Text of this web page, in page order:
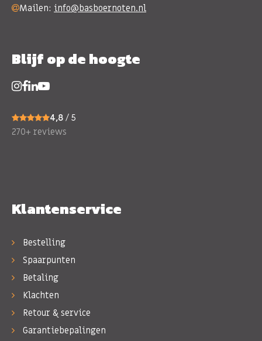
Mailen: info@basboernoten.nl
Blijf op de hoogte
4,8 / 5
270+ reviews
Klantenservice
Bestelling
Spaarpunten
Betaling
Klachten
Retour & service
Garantiebepalingen